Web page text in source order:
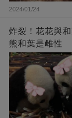
2024/01/24
炸裂！花花與
熊和葉是雌性